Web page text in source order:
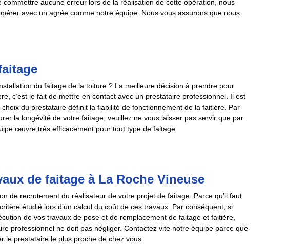
aucune erreur lors de la réalisation de cette opération, nous
avec un agrée comme notre équipe. Nous vous assurons que nous
du faitage de la toiture ? La meilleure décision à prendre pour
c’est le fait de mettre en contact avec un prestataire professionnel. Il est
du prestataire définit la fiabilité de fonctionnement de la faitière. Par
la longévité de votre faitage, veuillez ne vous laisser pas servir que par
œuvre très efficacement pour tout type de faitage.
de faitage à La Roche Vineuse
de recrutement du réalisateur de votre projet de faitage. Parce qu’il faut
étudié lors d’un calcul du coût de ces travaux. Par conséquent, si
de vos travaux de pose et de remplacement de faitage et faitière,
professionnel ne doit pas négliger. Contactez vite notre équipe parce que
le prestataire le plus proche de chez vous.